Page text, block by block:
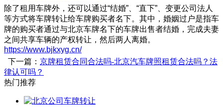
除了租用车牌外，还可以通过“结婚”、“直下”、变更公司法人
等方式将车牌转让给车牌购买者名下。其中，婚姻过户是指车
牌的购买者通过与北京车牌名下的车牌出售者结婚，完成夫妻
之间共享车辆的产权转让，然后两人离婚。
https://www.bjkxyg.cn/
下一篇： 京牌租赁合同合法吗-北京汽车牌照租赁合法吗？法
律认可吗？
热门推荐